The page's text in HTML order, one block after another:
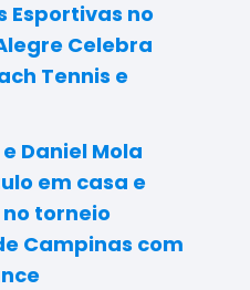
Esportivas no
Celebra
Tennis e
Daniel Mola
em casa e
torneio
Campinas com